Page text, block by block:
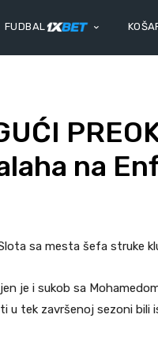
FUDBAL
na
sa mesta šefa struke
je i sukob sa
u tek završenoj sezoni bili